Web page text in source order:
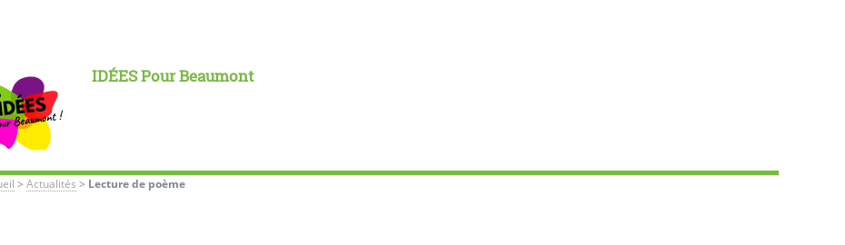
IDÉES Pour Beaumont
>Actualités > Lecture de poème